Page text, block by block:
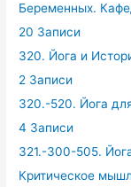
Беременных.
20 Записи
320. Йога и
2 Записи
320.-520. Йога
4 Записи
321.-300-505.
Критическое